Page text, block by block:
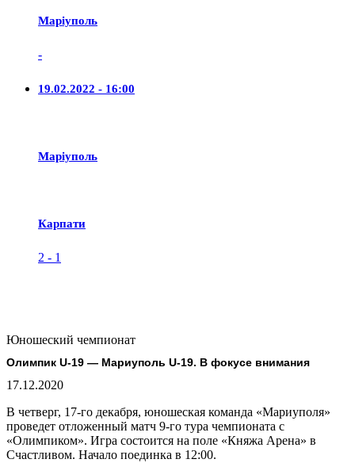
Маріуполь
-
19.02.2022 - 16:00
Маріуполь
Карпати
2 - 1
Юношеский чемпионат
Олимпик U-19 — Мариуполь U-19. В фокусе внимания
17.12.2020
В четверг, 17-го декабря, юношеская команда «Мариуполя»
проведет отложенный матч 9-го тура чемпионата с
«Олимпиком». Игра состоится на поле «Княжа Арена» в
Счастливом. Начало поединка в 12:00.